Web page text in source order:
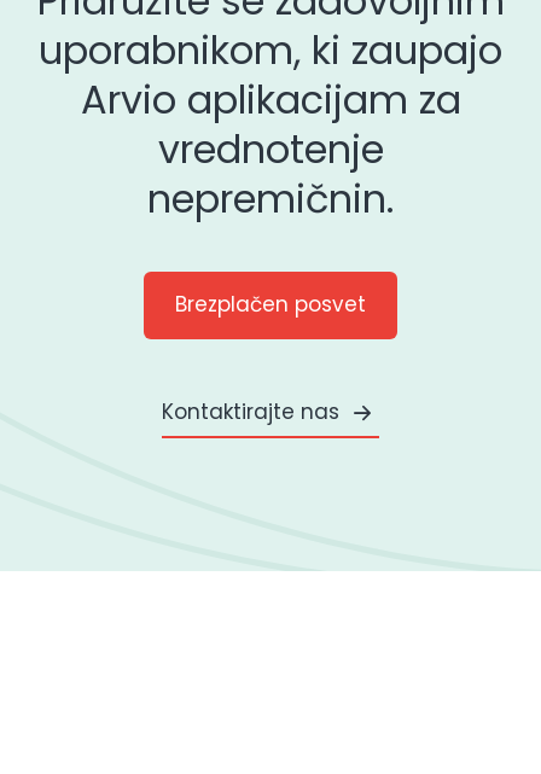
uporabnikom, ki zaupajo
Arvio aplikacijam za
vrednotenje
nepremičnin.
Brezplačen posvet
Kontaktirajte nas